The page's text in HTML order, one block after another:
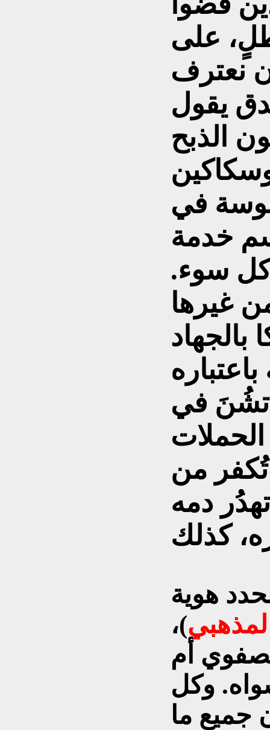
على
نعترف
يقول
الذبح
في
خدمة
كل سوء.
غيرها
تشُنَ في
الحملات
تُكفر من
دمه
هوية
)،
أم
وكل
جميع ما